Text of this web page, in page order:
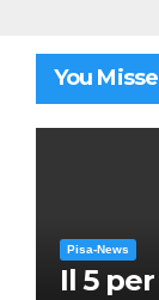
You
Pisa-News
Il 5